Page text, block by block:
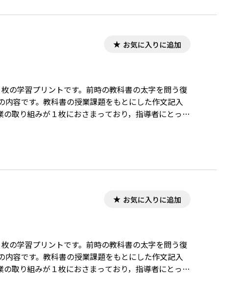
お気に入りに追加
の学習プリントです。前時の教科書の太字を問う復
容です。教科書の授業課題をもとにした作文記入
取り組みが１枚におさまっており，指導者にとって
お気に入りに追加
の学習プリントです。前時の教科書の太字を問う復
容です。教科書の授業課題をもとにした作文記入
取り組みが１枚におさまっており，指導者にとって